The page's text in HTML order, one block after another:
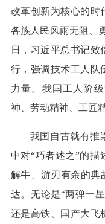
改革创新为核心的时
各族人民风雨无阻、
日，习近平总书记
行，强调技术工人队
力量。我国工人阶
神、劳动精神、工匠
我国自古就有推
中对“巧者述之”的描
解牛、游刃有余的典
达。无论是“两弹一
还是高铁、国产大飞